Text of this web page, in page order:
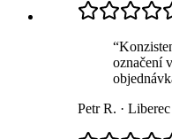
“
označení
Petr R. · Liberec